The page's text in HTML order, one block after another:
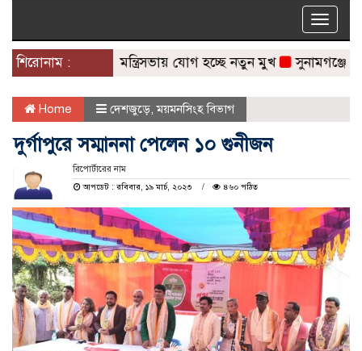
Toggle
শিরোনাম :
মন্ত্রিসভায় যোগ হচ্ছে নতুন মুখ সুনামগঞ্জে
Home দেশজুড়ে ,ময়মনসিংহ বিভাগ
দুর্গাপুরে সম্মাননা পেলেন ১০ গুনীজন
রিপোর্টারের নাম
আপডেট : রবিবার, ১৯ মার্চ, ২০২৩
৪৬০ পঠিত